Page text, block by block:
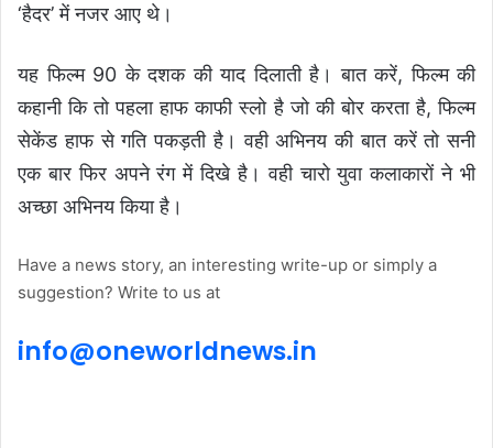
‘हैदर’ में नजर आए थे।
यह फिल्म 90 के दशक की याद दिलाती है। बात करें, फिल्म की
कहानी कि तो पहला हाफ काफी स्लो है जो की बोर करता है, फिल्म
सेकेंड हाफ से गति पकड़ती है। वही अभिनय की बात करें तो सनी
एक बार फिर अपने रंग में दिखे है। वही चारो युवा कलाकारों ने भी
अच्छा अभिनय किया है।
Have a news story, an interesting write-up or simply a
suggestion? Write to us at
info@oneworldnews.in